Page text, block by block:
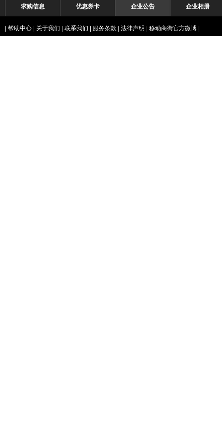
求购信息 优惠券卡 企业公告 企业相册
帮助中心 关于我们 联系我们 服务条款 法律声明 移动商街官方微博